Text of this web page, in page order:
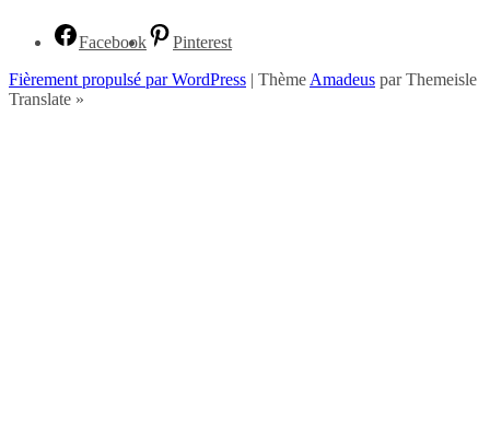
Facebook
Pinterest
Fièrement propulsé par WordPress | Thème Amadeus par Themeisle
Translate »